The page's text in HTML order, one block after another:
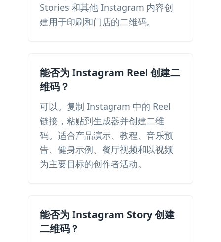
Stories 和其他 Instagram 内容创
建用于印刷和门店的二维码。
能否为 Instagram Reel 创建二
维码？
可以。复制 Instagram 中的 Reel
链接，粘贴到生成器并创建二维
码。适合产品演示、教程、音乐预
告、健身示例、餐厅视频和以视频
为主要目标的创作者活动。
能否为 Instagram Story 创建
二维码？